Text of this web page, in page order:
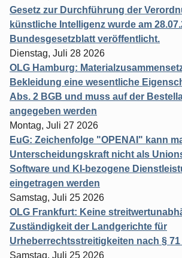
Gesetz zur Durchführung der
künstliche Intelligenz wurde am
Bundesgesetzblatt veröffentlicht.
Dienstag, Juli 28 2026
OLG Hamburg:
Bekleidung eine wesentliche
Abs. 2 BGB und muss auf der
angegeben werden
Montag, Juli 27 2026
EuG: Zeichenfolge "OPENAI" kann
Unterscheidungskraft nicht als
Software und KI-bezogene
eingetragen werden
Samstag, Juli 25 2026
OLG Frankfurt: Keine
Zuständigkeit der Landgerichte für
Urheberrechtsstreitigkeiten nach § 71
Samstag, Juli 25 2026